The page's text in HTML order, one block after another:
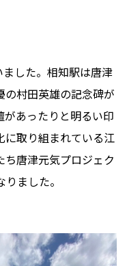
した。相知駅は唐津
の村田英雄の記念碑が
あったりと明るい印
に取り組まれている江
ち唐津元気プロジェク
ました。